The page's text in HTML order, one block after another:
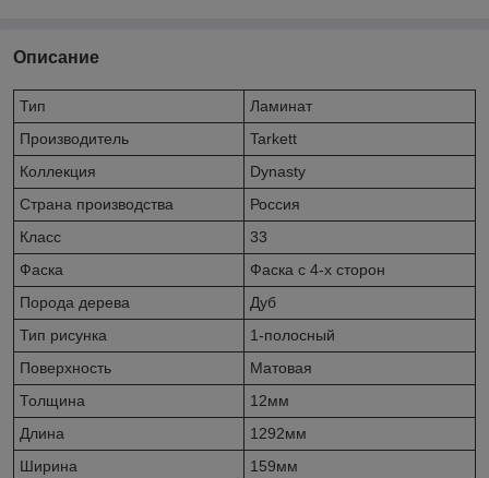
Описание
Тип
Ламинат
Производитель
Tarkett
Коллекция
Dynasty
Страна производства
Россия
Класс
33
Фаска
Фаска с 4-х сторон
Порода дерева
Дуб
Тип рисунка
1-полосный
Поверхность
Матовая
Толщина
12мм
Длина
1292мм
Ширина
159мм